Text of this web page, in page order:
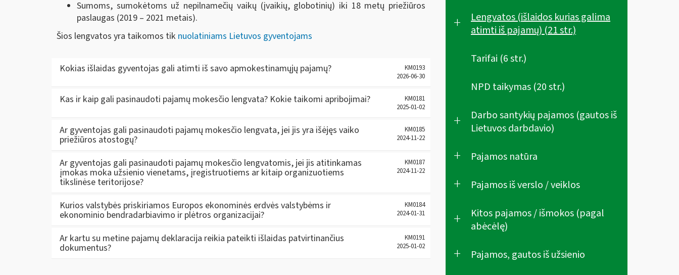
+
Lengvatos (išlaidos kurias galima
atimti iš pajamų) (21 str.)
Tarifai (6 str.)
NPD taikymas (20 str.)
+
Darbo santykių pajamos (gautos iš
Lietuvos darbdavio)
+ Pajamos natūra
+ Pajamos iš verslo / veiklos
+
Kitos pajamos / išmokos (pagal
abėcėlę)
+ Pajamos, gautos iš užsienio
Sumoms, sumokėtoms už nepilnamečių vaikų (įvaikių, globotinių) iki 18 metų priežiūros
paslaugas (2019 – 2021 metais).
Šios lengvatos yra taikomos tik nuolatiniams Lietuvos gyventojams
Kokias išlaidas gyventojas gali atimti iš savo apmokestinamųjų pajamų?
KM0193
2026-06-30
Kas ir kaip gali pasinaudoti pajamų mokesčio lengvata? Kokie taikomi apribojimai?
KM0181
2025-01-02
Ar gyventojas gali pasinaudoti pajamų mokesčio lengvata, jei jis yra išėjęs vaiko
priežiūros atostogų?
KM0185
2024-11-22
Ar gyventojas gali pasinaudoti pajamų mokesčio lengvatomis, jei jis atitinkamas
įmokas moka užsienio vienetams, įregistruotiems ar kitaip organizuotiems
tikslinėse teritorijose?
KM0187
2024-11-22
Kurios valstybės priskiriamos Europos ekonominės erdvės valstybėms ir
ekonominio bendradarbiavimo ir plėtros organizacijai?
KM0184
2024-01-31
Ar kartu su metine pajamų deklaracija reikia pateikti išlaidas patvirtinančius
dokumentus?
KM0191
2025-01-02